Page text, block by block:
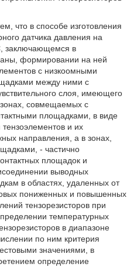
что в способе изготовления
датчика давления на
заключающемся в
формировании на ней
с низкоомными
между ними с
слоя, имеющего
совмещаемых с
площадками, в виде
и их
направления, а в зонах,
- частично
площадок и
выводных
в областях, удаленных от
пониженных и повышенных
тензорезисторов при
температурных
в диапазоне
по ним критерия
значениями, в
определение